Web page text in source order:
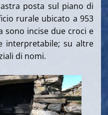
posta sul piano di
rurale ubicato a 953
sono incise due croci e
interpretabile; su altre
di nomi.